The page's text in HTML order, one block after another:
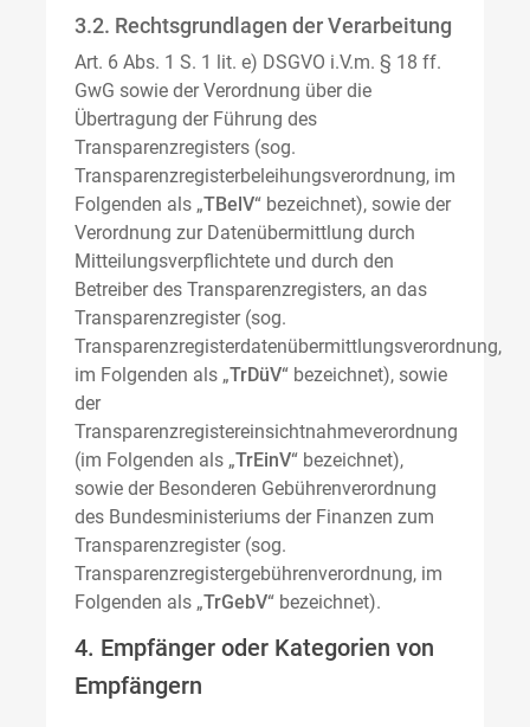
3.2. Rechtsgrundlagen der Verarbeitung
Art. 6 Abs. 1 S. 1 lit. e) DSGVO i.V.m. § 18 ff.
GwG sowie der Verordnung über die
Übertragung der Führung des
Transparenzregisters (sog.
Transparenzregisterbeleihungsverordnung, im
Folgenden als „TBelV“ bezeichnet), sowie der
Verordnung zur Datenübermittlung durch
Mitteilungsverpflichtete und durch den
Betreiber des Transparenzregisters, an das
Transparenzregister (sog.
Transparenzregisterdatenübermittlungsverordnung,
im Folgenden als „TrDüV“ bezeichnet), sowie
der
Transparenzregistereinsichtnahmeverordnung
(im Folgenden als „TrEinV“ bezeichnet),
sowie der Besonderen Gebührenverordnung
des Bundesministeriums der Finanzen zum
Transparenzregister (sog.
Transparenzregistergebührenverordnung, im
Folgenden als „TrGebV“ bezeichnet).
4. Empfänger oder Kategorien von
Empfängern